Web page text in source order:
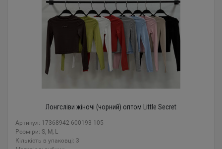
Лонгсліви жіночі (чорний) оптом Little Secret
Артикул: 17368942 600193-105
Розміри: S, M, L
Кількість в упаковці: 3